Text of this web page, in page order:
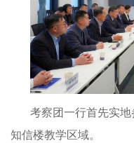
考察团一行首先实
知信楼教学区域。